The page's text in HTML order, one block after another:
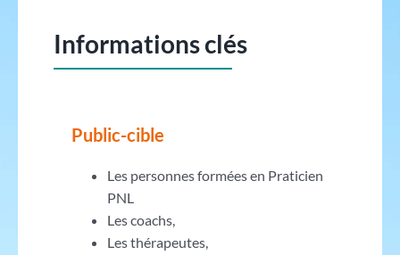
Informations clés
Public-cible
Les personnes formées en Praticien
PNL
Les coachs,
Les thérapeutes,